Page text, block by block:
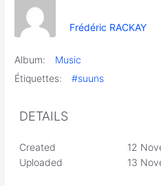
Frédéric RACKAY
Album:
Music
Étiquettes:
#suuns
DETAILS
Created
12
Uploaded
13